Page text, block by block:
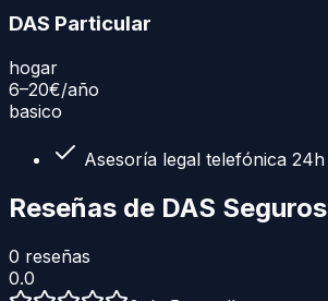
DAS Particular
hogar
6–20€/año
basico
Asesoría legal telefónica 24h
Reseñas de DAS Seguros
0 reseñas
0.0